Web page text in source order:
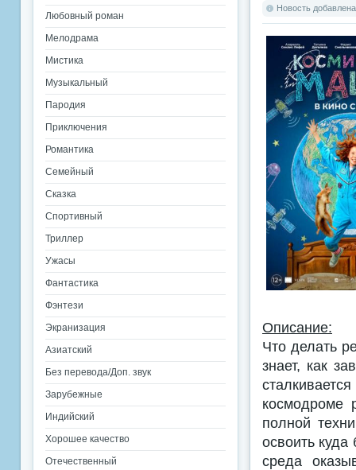
Новость
Описание:
Что делать
знает, как
космодроме
полной
освоить
среда
Любовный роман
Мелодрама
Мистика
Музыкальный
Пародия
Приключения
Романтика
Семейный
Сказка
Спортивный
Триллер
Ужасы
Фантастика
Фэнтези
Экранизация
Азиатский
Без перевода/Доп. звук
Зарубежные
Индийский
Хорошее качество
Отечественный